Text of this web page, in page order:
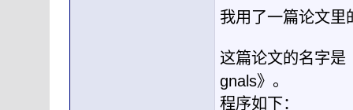
我用了一篇论文里
这篇论文的名字是
gnals》。
程序如下：